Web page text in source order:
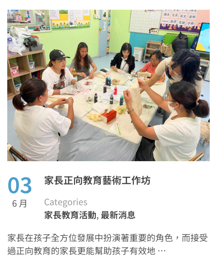
03
6 月
家長正向教育藝術工作坊
Categories
家長教育活動, 最新消息
家長在孩子全方位發展中扮演著重要的角色，而接受
過正向教育的家長更能幫助孩子有效地 …